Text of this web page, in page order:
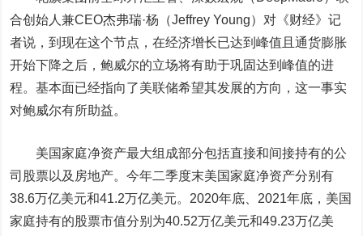
合创始人兼CEO杰弗瑞·杨 （Jeffrey Young） 对《财经》记
者说，到现在这个节点，在经济增长已达到峰值且通货膨胀
开始下降之后，鲍威尔的立场将有助于巩固达到峰值的进
程。基本面已经指向了美联储希望其发展的方向，这一事实
对鲍威尔有所助益。
美国家庭净资产最大组成部分包括直接和间接持有的公
司股票以及房地产。今年二季度末美国家庭净资产分别有
38.6万亿美元和41.2万亿美元。2020年底、2021年底，美国
家庭持有的股票市值分别为40.52万亿美元和49.23万亿美